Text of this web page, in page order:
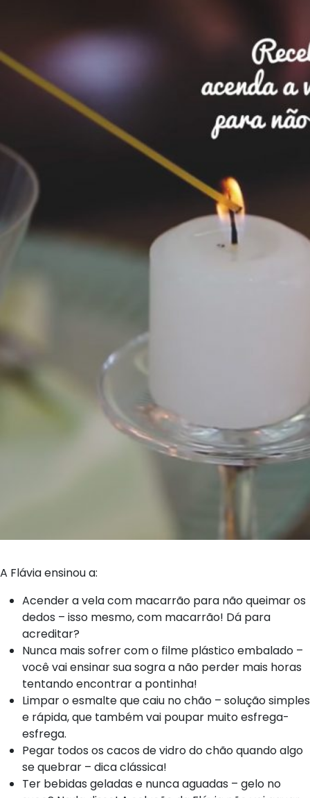
A Flávia ensinou a:
Acender a vela com macarrão para não queimar os
dedos – isso mesmo, com macarrão! Dá para
acreditar?
Nunca mais sofrer com o filme plástico embalado –
você vai ensinar sua sogra a não perder mais horas
tentando encontrar a pontinha!
Limpar o esmalte que caiu no chão – solução simples
e rápida, que também vai poupar muito esfrega-
esfrega.
Pegar todos os cacos de vidro do chão quando algo
se quebrar – dica clássica!
Ter bebidas geladas e nunca aguadas – gelo no